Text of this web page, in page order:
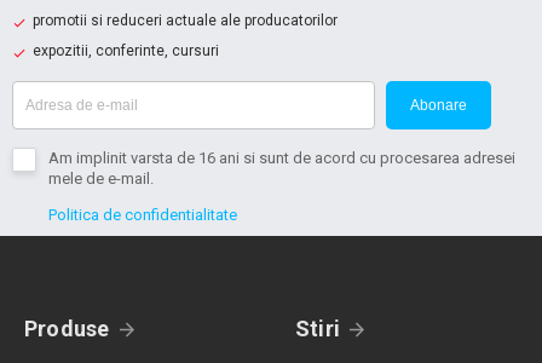
promotii si reduceri actuale ale producatorilor
expozitii, conferinte, cursuri
Abonare
Am implinit varsta de 16 ani si sunt de acord cu procesarea adresei
mele de e-mail.
Politica de confidentialitate
Produse
Stiri